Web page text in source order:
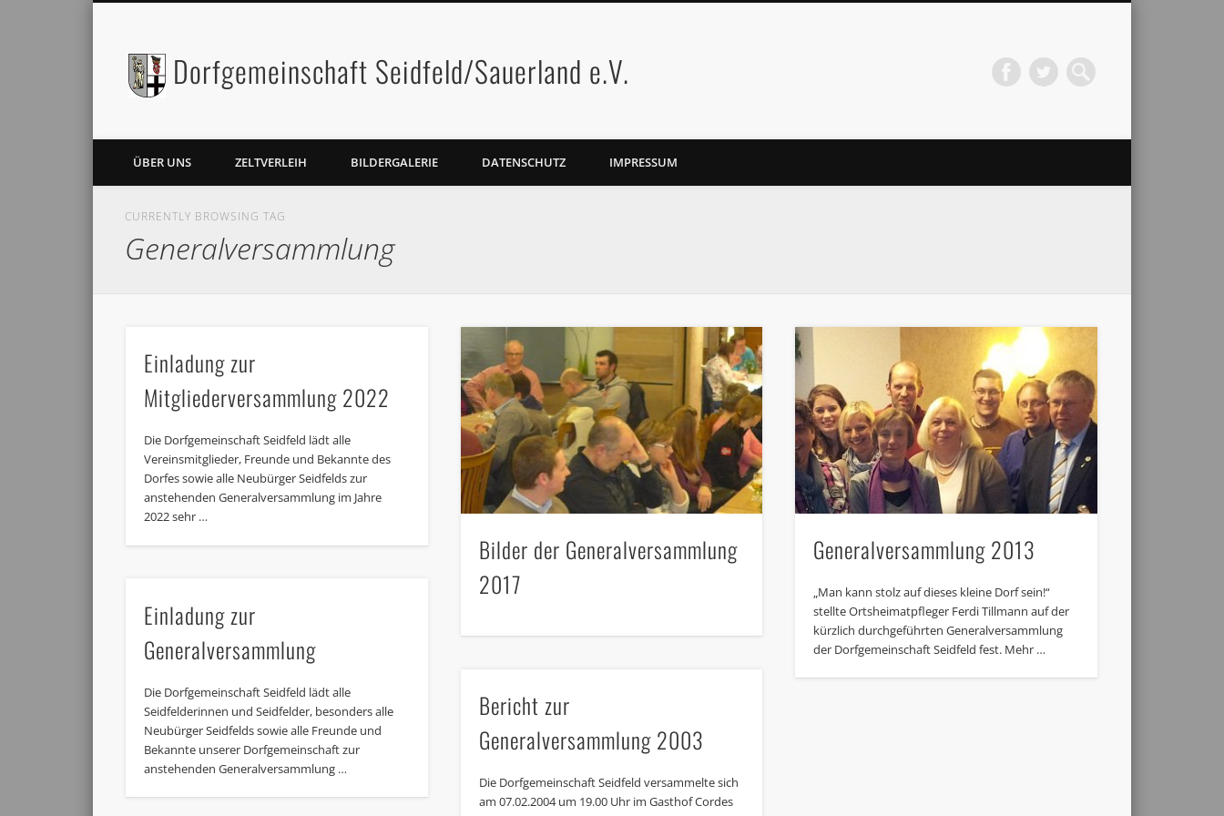
Dorfgemeinschaft Seidfeld/Sauerland e.V.
FacebookTwitter
ÜBER UNS ZELTVERLEIH BILDERGALERIE DATENSCHUTZ IMPRESSUM
CURRENTLY BROWSING TAG
Generalversammlung
Einladung zur
Mitgliederversammlung 2022
Die Dorfgemeinschaft Seidfeld lädt alle
Vereinsmitglieder, Freunde und Bekannte des
Dorfes sowie alle Neubürger Seidfelds zur
anstehenden Generalversammlung im Jahre
2022 sehr …
Bilder der Generalversammlung
2017
Generalversammlung 2013
„Man kann stolz auf dieses kleine Dorf sein!“
stellte Ortsheimatpfleger Ferdi Tillmann auf der
kürzlich durchgeführten Generalversammlung
der Dorfgemeinschaft Seidfeld fest. Mehr …
Einladung zur
Generalversammlung
Die Dorfgemeinschaft Seidfeld lädt alle
Seidfelderinnen und Seidfelder, besonders alle
Neubürger Seidfelds sowie alle Freunde und
Bekannte unserer Dorfgemeinschaft zur
anstehenden Generalversammlung …
Bericht zur
Generalversammlung 2003
Die Dorfgemeinschaft Seidfeld versammelte sich
am 07.02.2004 um 19.00 Uhr im Gasthof Cordes